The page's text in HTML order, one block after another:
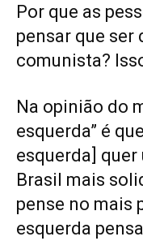
Por que as
pensar que ser
comunista?
Na opinião do
esquerda” é
esquerda] quer
Brasil mais
pense no mais
esquerda